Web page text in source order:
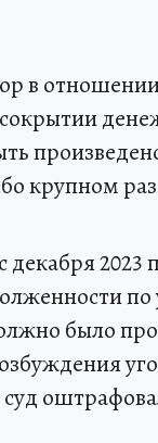
в
крупном
2023
было